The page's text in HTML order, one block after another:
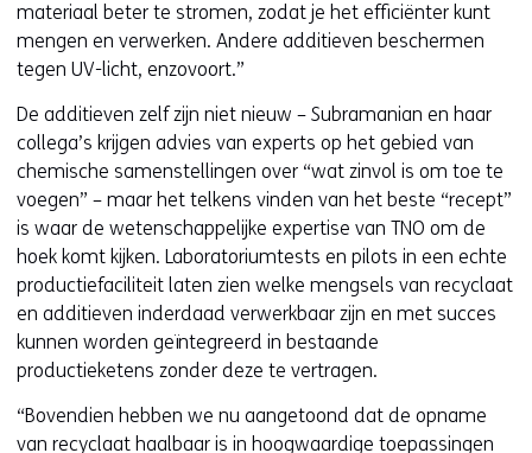
materiaal beter te stromen, zodat je het efficiënter kunt
mengen en verwerken. Andere additieven beschermen
tegen UV-licht, enzovoort.”
De additieven zelf zijn niet nieuw – Subramanian en haar
collega’s krijgen advies van experts op het gebied van
chemische samenstellingen over “wat zinvol is om toe te
voegen” – maar het telkens vinden van het beste “recept”
is waar de wetenschappelijke expertise van TNO om de
hoek komt kijken. Laboratoriumtests en pilots in een echte
productiefaciliteit laten zien welke mengsels van recyclaat
en additieven inderdaad verwerkbaar zijn en met succes
kunnen worden geïntegreerd in bestaande
productieketens zonder deze te vertragen.
“Bovendien hebben we nu aangetoond dat de opname
van recyclaat haalbaar is in hoogwaardige toepassingen